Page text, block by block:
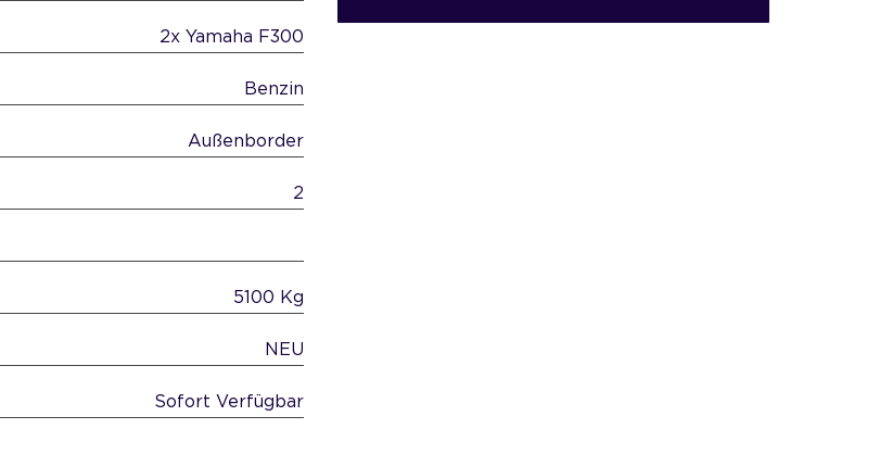
2x Yamaha F300
Benzin
Außenborder
2
5100 Kg
NEU
Sofort Verfügbar